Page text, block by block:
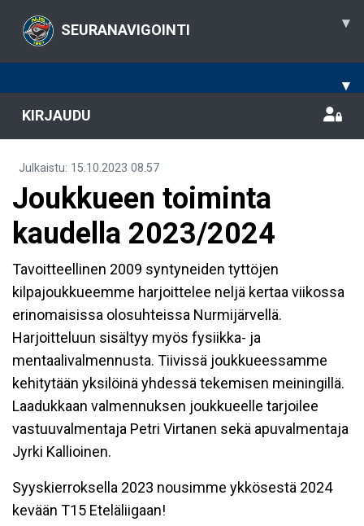
SEURANAVIGOINTI ▾
▾
KIRJAUDU
Julkaistu: 15.10.2023 08.57
Joukkueen toiminta
kaudella 2023/2024
Tavoitteellinen 2009 syntyneiden tyttöjen
kilpajoukkueemme harjoittelee neljä kertaa viikossa
erinomaisissa olosuhteissa Nurmijärvellä.
Harjoitteluun sisältyy myös fysiikka- ja
mentaalivalmennusta. Tiivissä joukkueessamme
kehitytään yksilöinä yhdessä tekemisen meiningillä.
Laadukkaan valmennuksen joukkueelle tarjoilee
vastuuvalmentaja Petri Virtanen sekä apuvalmentaja
Jyrki Kallioinen.
Syyskierroksella 2023 nousimme ykkösestä 2024
kevään T15 Eteläliigaan!